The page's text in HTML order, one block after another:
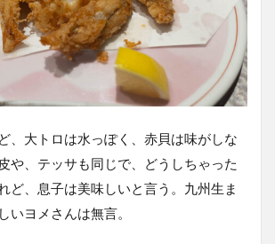
、大トロは水っぽく、赤貝は味がしな
や、テッサも同じで、どうしちゃった
ど、息子は美味しいと言う。九州生ま
いヨメさんは無言。